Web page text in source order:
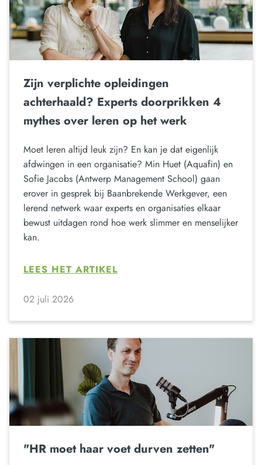
Zijn verplichte opleidingen
achterhaald? Experts doorprikken 4
mythes over leren op het werk
Moet leren altijd leuk zijn? En kan je dat eigenlijk
afdwingen in een organisatie? Min Huet (Aquafin) en
Sofie Jacobs (Antwerp Management School) gaan
erover in gesprek bij Baanbrekende Werkgever, een
lerend netwerk waar experts en organisaties elkaar
bewust uitdagen rond hoe werk slimmer en menselijker
kan.
LEES HET ARTIKEL
02 juli 2026
"HR moet haar voet durven zetten"